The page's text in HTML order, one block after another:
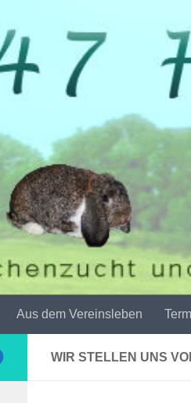
Aus dem Vereinsleben
WIR STELLEN UNS